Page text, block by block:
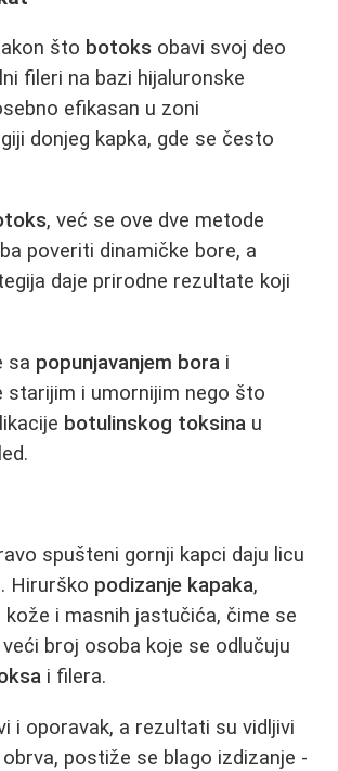
što botoks obavi svoj deo
fileri na bazi hijaluronske
efikasan u zoni
donjeg kapka, gde se često
, već se ove dve metode
poveriti dinamičke bore, a
daje prirodne rezultate koji
sa popunjavanjem bora i
starijim i umornijim nego što
botulinskog toksina u
spušteni gornji kapci daju licu
Hirurško podizanje kapaka,
i masnih jastučića, čime se
broj osoba koje se odlučuju
i filera.
i oporavak, a rezultati su vidljivi
postiže se blago izdizanje -